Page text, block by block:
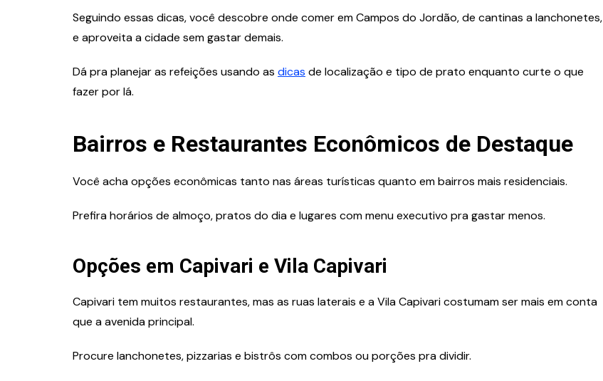
Seguindo essas dicas, você descobre onde comer em Campos do Jordão, de cantinas a lanchonetes,
e aproveita a cidade sem gastar demais.
Dá pra planejar as refeições usando as dicas de localização e tipo de prato enquanto curte o que
fazer por lá.
Bairros e Restaurantes Econômicos de Destaque
Você acha opções econômicas tanto nas áreas turísticas quanto em bairros mais residenciais.
Prefira horários de almoço, pratos do dia e lugares com menu executivo pra gastar menos.
Opções em Capivari e Vila Capivari
Capivari tem muitos restaurantes, mas as ruas laterais e a Vila Capivari costumam ser mais em conta
que a avenida principal.
Procure lanchonetes, pizzarias e bistrôs com combos ou porções pra dividir.